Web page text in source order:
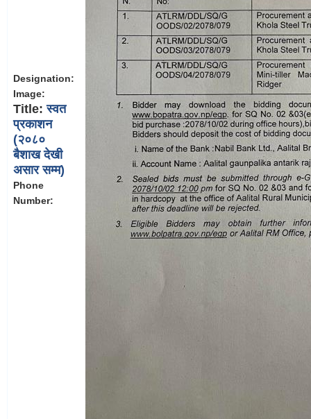
Designation:
Image:
Title:स्वत
प्रकाशन
(२०८०
बैशाख देखी
असार सम्म)
Phone
Number: